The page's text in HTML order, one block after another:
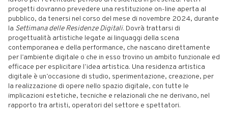
progetti dovranno prevedere una restituzione on-line aperta al
pubblico, da tenersi nel corso del mese di novembre 2024, durante
la Settimana delle Residenze Digitali. Dovrà trattarsi di
progettualità artistiche legate ai linguaggi della scena
contemporanea e della performance, che nascano direttamente
per l’ambiente digitale o che in esso trovino un ambito funzionale ed
efficace per esplicitare l’idea artistica. Una residenza artistica
digitale è un’occasione di studio, sperimentazione, creazione, per
la realizzazione di opere nello spazio digitale, con tutte le
implicazioni estetiche, tecniche e relazionali che ne derivano, nel
rapporto tra artisti, operatori del settore e spettatori.